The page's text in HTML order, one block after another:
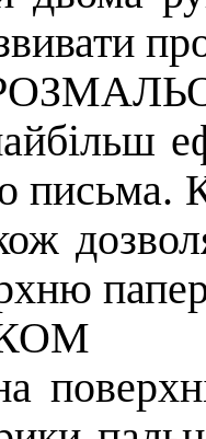
письма.